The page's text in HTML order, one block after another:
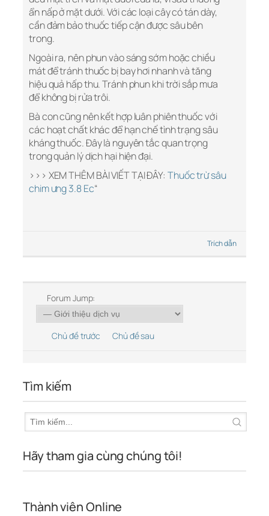
ẩn nấp ở mặt dưới. Với các loại cây có tán dày,
cần đảm bảo thuốc tiếp cận được sâu bên
trong.
Ngoài ra, nên phun vào sáng sớm hoặc chiều
mát để tránh thuốc bị bay hơi nhanh và tăng
hiệu quả hấp thu. Tránh phun khi trời sắp mưa
để không bị rửa trôi.
Bà con cũng nên kết hợp luân phiên thuốc với
các hoạt chất khác để hạn chế tình trạng sâu
kháng thuốc. Đây là nguyên tắc quan trọng
trong quản lý dịch hại hiện đại.
>>> XEM THÊM BÀI VIẾT TẠI ĐÂY: Thuốc trừ sâu
chim ưng 3.8 Ec“
Trích dẫn
Forum Jump:
Chủ đề trước Chủ đề sau
Tìm kiếm
Hãy tham gia cùng chúng tôi!
Thành viên Online